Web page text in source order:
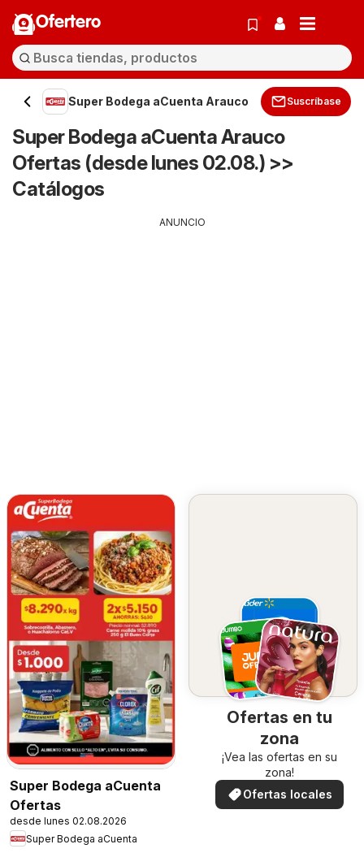
Ofertero
Super Bodega aCuenta Arauco Suscríbase
Super Bodega aCuenta Arauco
Ofertas (desde lunes 02.08.) >>
Catálogos
ANUNCIO
Super Bodega aCuenta
Ofertas
desde lunes 02.08.2026
Super Bodega aCuenta
Ofertas en tu
zona
¡Vea las ofertas en su
zona!
Ofertas locales